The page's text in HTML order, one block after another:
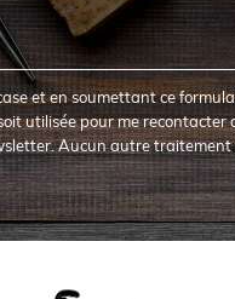
et en soumettant ce
utilisée pour me recontacter
Aucun autre traitement